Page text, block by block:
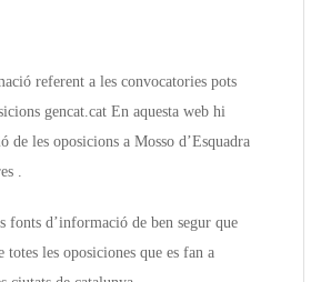
referent a les convocatories pots
gencat.cat En aquesta web hi
de les oposicions a Mosso d’Esquadra
.
fonts d’informació de ben segur que
totes les oposiciones que es fan a